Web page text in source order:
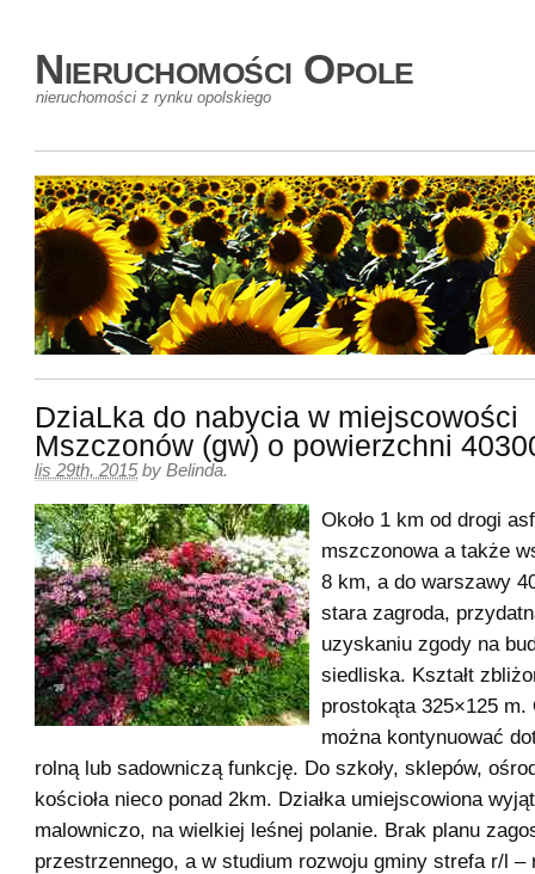
Nieruchomości Opole
nieruchomości z rynku opolskiego
DziaLka do nabycia w miejscowości
Mszczonów (gw) o powierzchni
lis 29th, 2015 by Belinda.
Około 1 km od drogi
mszczonowa a także
8 km, a do warszawy
stara zagroda,
uzyskaniu zgody na
siedliska. Kształt
prostokąta 325×125
można kontynuować
rolną lub sadowniczą funkcję. Do szkoły, sklepów,
kościoła nieco ponad 2km. Działka umiejscowiona
malowniczo, na wielkiej leśnej polanie. Brak planu
przestrzennego, a w studium rozwoju gminy strefa r/l –